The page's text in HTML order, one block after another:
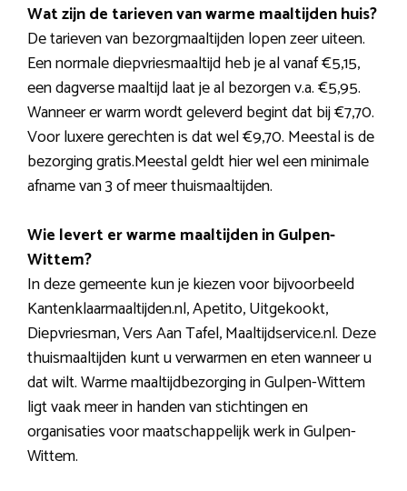
Wat zijn de tarieven van warme maaltijden huis?
De tarieven van bezorgmaaltijden lopen zeer uiteen.
Een normale diepvriesmaaltijd heb je al vanaf €5,15,
een dagverse maaltijd laat je al bezorgen v.a. €5,95.
Wanneer er warm wordt geleverd begint dat bij €7,70.
Voor luxere gerechten is dat wel €9,70. Meestal is de
bezorging gratis.Meestal geldt hier wel een minimale
afname van 3 of meer thuismaaltijden.
Wie levert er warme maaltijden in Gulpen-
Wittem?
In deze gemeente kun je kiezen voor bijvoorbeeld
Kantenklaarmaaltijden.nl, Apetito, Uitgekookt,
Diepvriesman, Vers Aan Tafel, Maaltijdservice.nl. Deze
thuismaaltijden kunt u verwarmen en eten wanneer u
dat wilt. Warme maaltijdbezorging in Gulpen-Wittem
ligt vaak meer in handen van stichtingen en
organisaties voor maatschappelijk werk in Gulpen-
Wittem.